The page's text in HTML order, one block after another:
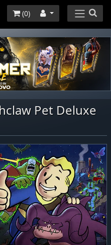
(0)
Pet Deluxe